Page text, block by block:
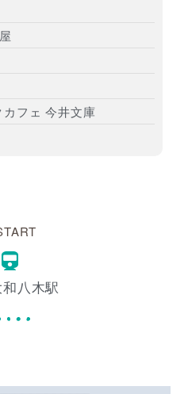
フェ 今井文庫
八木駅